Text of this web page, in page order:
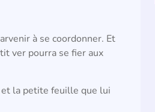
à se coordonner. Et
ver pourra se fier aux
la petite feuille que lui